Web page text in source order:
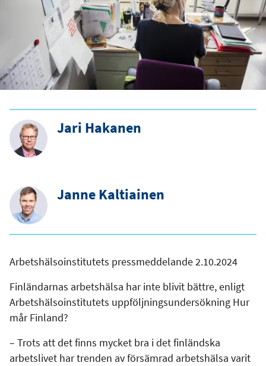
Jari Hakanen
Janne Kaltiainen
Arbetshälsoinstitutets pressmeddelande 2.10.2024
Finländarnas arbetshälsa har inte blivit bättre, enligt
Arbetshälsoinstitutets uppföljningsundersökning Hur
mår Finland?
– Trots att det finns mycket bra i det finländska
arbetslivet har trenden av försämrad arbetshälsa varit